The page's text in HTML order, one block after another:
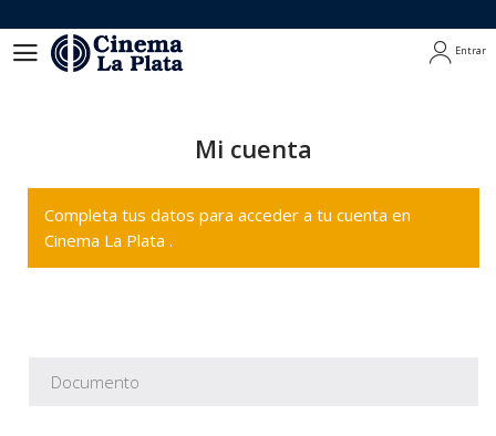
Entrar
Mi cuenta
Completa tus datos para acceder a tu cuenta en
Cinema La Plata .